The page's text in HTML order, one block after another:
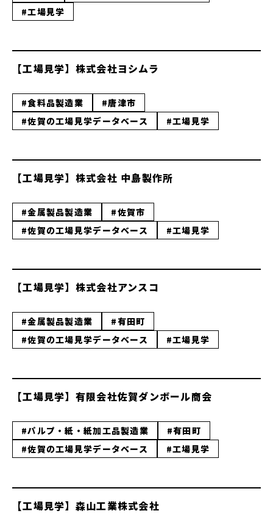
#工場見学
【工場見学】株式会社ヨシムラ
#食料品製造業
#唐津市
#佐賀の工場見学データベース
#工場見学
【工場見学】株式会社 中島製作所
#金属製品製造業
#佐賀市
#佐賀の工場見学データベース
#工場見学
【工場見学】株式会社アンスコ
#金属製品製造業
#有田町
#佐賀の工場見学データベース
#工場見学
【工場見学】有限会社佐賀ダンボール商会
#パルプ・紙・紙加工品製造業
#有田町
#佐賀の工場見学データベース
#工場見学
【工場見学】森山工業株式会社